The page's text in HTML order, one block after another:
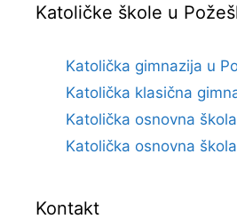
Katoličke škole u
Katolička gimnazija u
Katolička klasična
Katolička osnovna
Katolička osnovna
Kontakt